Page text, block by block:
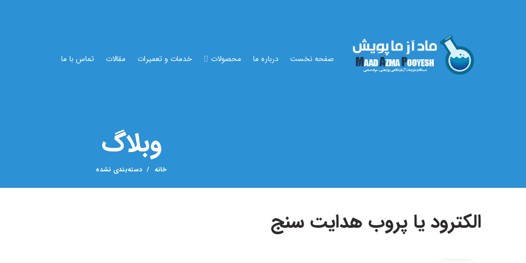
صفحه نخست درباره ما محصولات خدمات و تعمیرات مقالات تماس با ما
وبلاگ
خانه دسته‌بندی نشده
الکترود یا پروب هدایت سنج